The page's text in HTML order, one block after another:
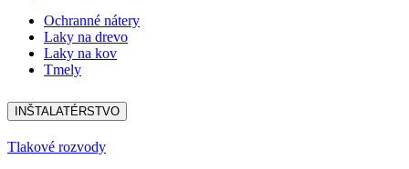
Ochranné nátery
Laky na drevo
Laky na kov
Tmely
INŠTALATÉRSTVO
Tlakové rozvody